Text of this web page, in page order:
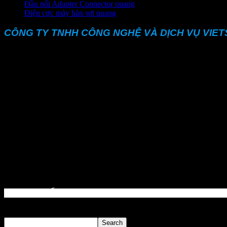
Đầu nối Adapter Connector quang
Điện cực máy hàn sợi quang
CÔNG TY TNHH CÔNG NGHỆ VÀ DỊCH VỤ
Search